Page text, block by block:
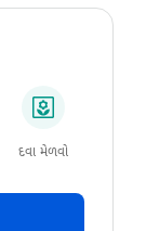
દવા મેળવો